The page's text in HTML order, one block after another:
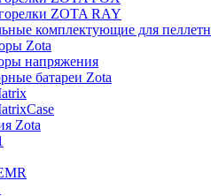
ZOTA RAY
комплектующие для
Zota
напряжения
батареи Zota
Zota